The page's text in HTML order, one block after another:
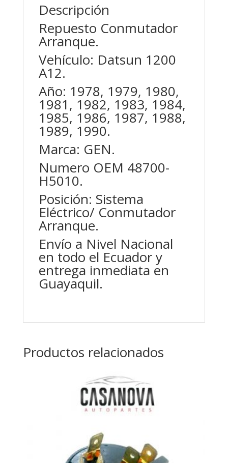
Descripción
Repuesto Conmutador
Arranque.
Vehículo: Datsun 1200
A12.
Año: 1978, 1979, 1980,
1981, 1982, 1983, 1984,
1985, 1986, 1987, 1988,
1989, 1990.
Marca: GEN.
Numero OEM 48700-
H5010.
Posición: Sistema
Eléctrico/ Conmutador
Arranque.
Envío a Nivel Nacional
en todo el Ecuador y
entrega inmediata en
Guayaquil.
Productos relacionados